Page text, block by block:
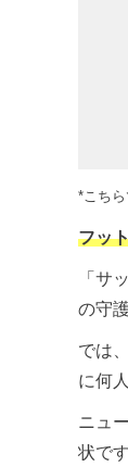
*こち
フッ
「サ
の守
では
に何
ニュ
状で